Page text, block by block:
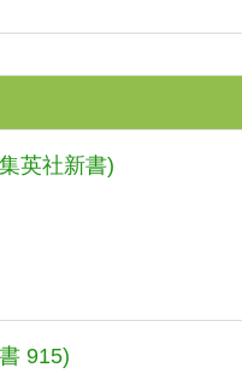
英社新書)
915)